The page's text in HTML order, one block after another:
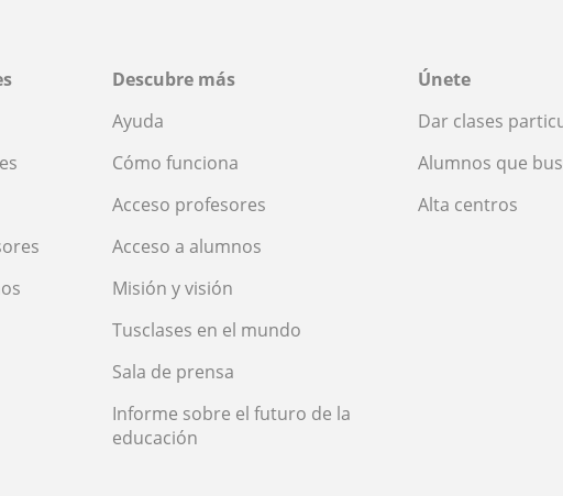
Descubre más
Ayuda
Cómo funciona
Acceso profesores
Acceso a alumnos
Misión y visión
Tusclases en el mundo
Sala de prensa
Informe sobre el futuro de la
educación
Únete
Dar clases
Alumnos que
Alta centros